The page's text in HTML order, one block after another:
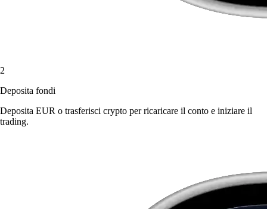
2
Deposita fondi
Deposita EUR o trasferisci crypto per ricaricare il conto e iniziare il
trading.